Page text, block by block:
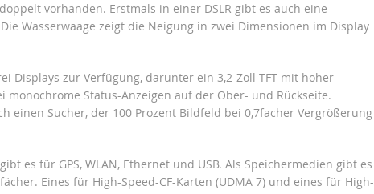
vorhanden. Erstmals in einer DSLR gibt es auch eine
Wasserwaage zeigt die Neigung in zwei Dimensionen im Display
Displays zur Verfügung, darunter ein 3,2-Zoll-TFT mit hoher
monochrome Status-Anzeigen auf der Ober- und Rückseite.
einen Sucher, der 100 Prozent Bildfeld bei 0,7facher Vergrößerung
es für GPS, WLAN, Ethernet und USB. Als Speichermedien gibt es
Eines für High-Speed-CF-Karten (UDMA 7) und eines für High-